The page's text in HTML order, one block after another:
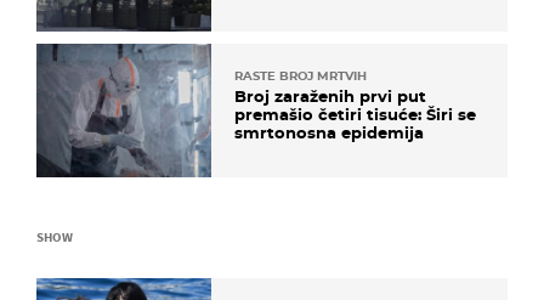
RASTE BROJ MRTVIH
Broj zaraženih prvi put
premašio četiri tisuće: Širi se
smrtonosna epidemija
SHOW